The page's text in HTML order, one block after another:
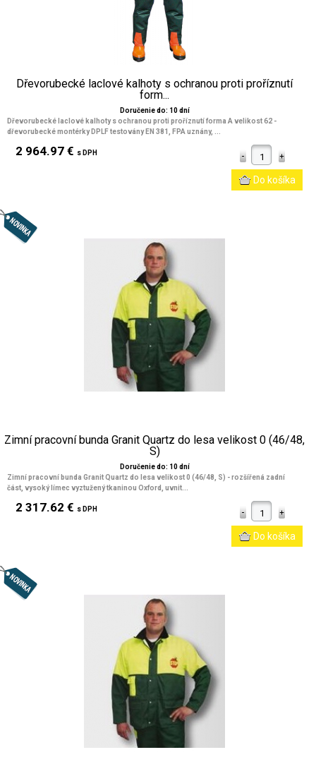
Dřevorubecké laclové kalhoty s ochranou proti proříznutí
form...
Doručenie do: 10 dní
Dřevorubecké laclové kalhoty s ochranou proti proříznutí forma A velikost 62 -
dřevorubecké montérky DPLF testovány EN 381, FPA uznány, ...
2 964.97 € s DPH
Zimní pracovní bunda Granit Quartz do lesa velikost 0 (46/48,
S)
Doručenie do: 10 dní
Zimní pracovní bunda Granit Quartz do lesa velikost 0 (46/48, S) - rozšířená zadní
část, vysoký límec vyztužený tkaninou Oxford, uvnit...
2 317.62 € s DPH